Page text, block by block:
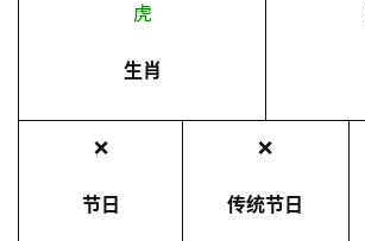
虎
生肖
❌
节日
❌
传统节日